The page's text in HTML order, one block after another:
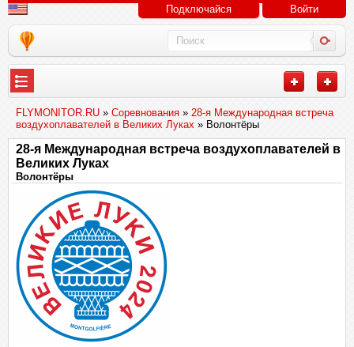
Подключайся Войти
FLYMONITOR.RU » Соревнования » 28-я Международная встреча
воздухоплавателей в Великих Луках » Волонтёры
28-я Международная встреча воздухоплавателей в
Великих Луках
Волонтёры